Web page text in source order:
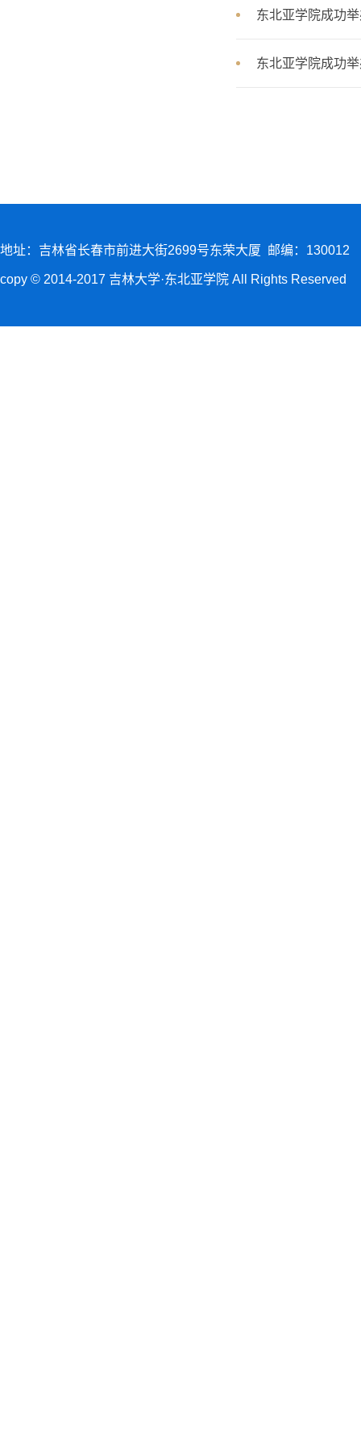
东北亚学院成功
东北亚学院成功
地址：吉林省长春市前进大街2699号东荣大厦 邮编：130012
copy © 2014-2017 吉林大学·东北亚学院 All Rights Reserved